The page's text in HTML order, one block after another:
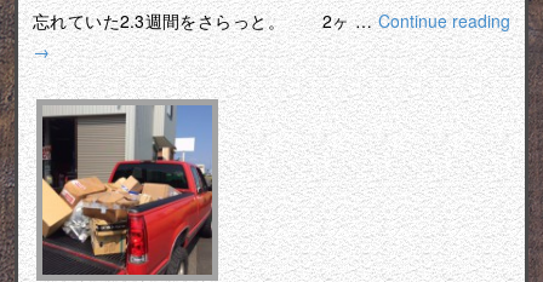
忘れていた2.3週間をさらっと。 2ヶ …Continue reading
→